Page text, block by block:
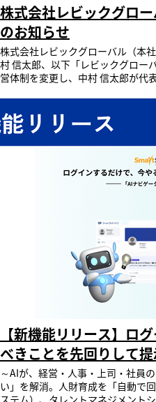
し、母国語での教育機会を提供す
習効果とエンゲージメントを飛躍
り、グローバルな人財育成を加速
ティ・エクイティ＆インクルージ
指してまいります。 機能概要 多機能型LMS「SmartSkill Campus」は
今回の機能開発で新たにフィンラ
語・スロバキア語・ネパール語・
ニア語の8言語を追加し、41言語が
身でインターフェースの表示言語
スなく学習に取り組むことができ
イン語 ドイツ語 フランス語 ポル
コ語 韓国語 インドネシア語 ベト
語 ルーマニア語 オランダ語 ギリ
セルビア語 ブルガリア語 デンマー
ルウェー語 アルメニア語 スロバキ
アニア語 マケドニア語 なお、今後も順次、取扱い言語数の拡大を予定
しております。 また、弊社は顧客
のご要望がある場合は、原則２週
遠慮なくお申し付けください。 ■【公式HP】グローバル・多言語対応
レビックグローバルは、常に顧客
教育グランドデザイン」を実現す
の期待に応えるべく、今後も機能
ります。 SmartSkill Campusとは
の同時接続を可能にする大企業向
ルアップを戦略的に支援するため
カスタマーサクセスが各企業の活
株式会社レビックグロ
のお知らせ
株式会社レビックグローバル（本
村 信太郎、以下「レビックグロー
営体制を変更し、中村 信太郎が代
まいります。 氏名 新役職 旧役職
役 新代表取締役社長 中村 信太郎 コメント レビックグローバルは「ク
ライアントファーストの実践」を
な対話を通じて課題解決の方法論
いりました。 お客様の人財戦略に
題まで深掘りして考え抜き、最適
こそが、当社の生み出す付加価値
急激な社会変化の中で、企業にお
性はかつてないほど高まっていま
のプロフェッショナルとして常に
し、お客様から選ばれ続ける存在
ます。 また、社員一人ひとりが誇
活気ある組織づくりを推進します
してシナジーを最大限に発揮し、
クホルダーの皆様の信頼に応え、
果たしていく所存です。 新たな未
邁進してまいります。 今後とも
う、宜しくお願い申し上げます。 株式会社レビックグローバルについ
て レビックグローバルは、株式会
設立。LMS（学習管理システム）
ラーニングコンテンツ、企業向け
来、蓄積した高度な技術力とノウ
【新機能リリース】ロ
べきことを先回りして
トシステム「
ゲーター』機能を実装
～AIが、経営・人事・上司・社員
い」を解消。人財育成を「自動で
ステム）、タレントマネジメント